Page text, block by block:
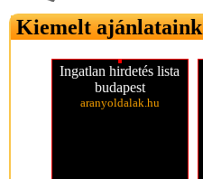
Kiemelt ajánlataink
Ingatlan hirdetés lista
budapest
aranyoldalak.hu